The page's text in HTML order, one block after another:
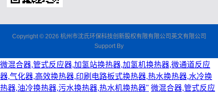
Copyright © 2026 杭州市沈氏环保科技创新股权有限有限公司英文有限公司
Support By
微混合器,管式反应器,加氢站换热器,加氢机换热器,微通道反应
器,气化器,高效换热器,印刷电路板式换热器,热水换热器,水冷换
热器,油冷换热器,污水换热器,热水机换热器" 微混合器,管式反应